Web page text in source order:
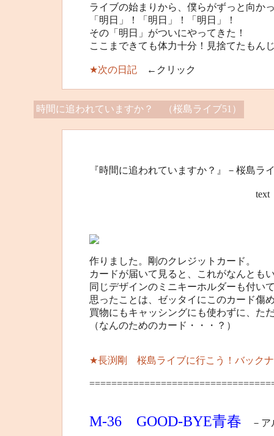
ライブの始まりから、僕らがずっと向か
「明日」！「明日」！「明日」！
その「明日」がついにやってきた！
ここまできても体力十分！見捨てたもん
★次の日記←クリック
時間に追われていますか？ （桜島ライブ51）
『時間に追われていますか？』－桜島ラ
text 桜島”オー
作りました。剛のクレジットカード。
カードが届いて見ると、これがなんとも
同じデザインのミニキーホルダーも付い
思ったことは、ゼッタイにこのカード傷
買物にもキャッシングにも使わずに、た
（なんのためのカード・・・？）
★長渕剛 桜島ライブに行こう！バック
M-36 GOOD-BYE青春 －ア